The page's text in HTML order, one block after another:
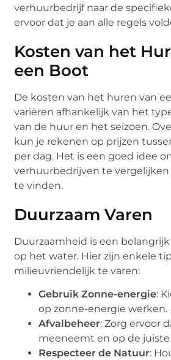
verhuurbedrijf naar de
ervoor dat je aan alle regels
Kosten van het
een Boot
De kosten van het huren van
variëren afhankelijk van het
van de huur en het seizoen.
kun je rekenen op prijzen
per dag. Het is een goed idee
verhuurbedrijven te
te vinden.
Duurzaam Varen
Duurzaamheid is een
op het water. Hier zijn enkele
milieuvriendelijk te varen:
Gebruik Zonne-energie:
op zonne-energie werken.
Afvalbeheer: Zorg ervoor
meeneemt en op de
Respecteer de Natuur: